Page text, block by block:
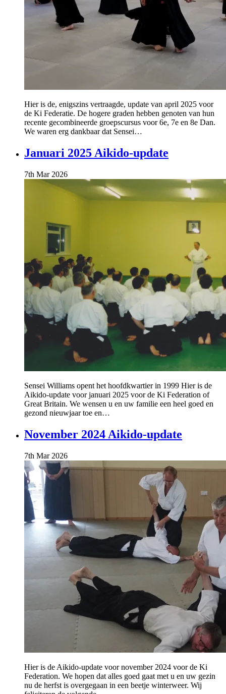
Hier is de, enigszins vertraagde, update van april 2025 voor
de Ki Federatie. De hogere graden hebben genoten van hun
recente gecombineerde groepscursus voor 6e, 7e en 8e Dan.
We waren erg dankbaar dat Sensei…
Januari 2025 Aikido-update
7th Mar 2026
Sensei Williams opent het hoofdkwartier in 1999 Hier is de
Aikido-update voor januari 2025 voor de Ki Federation of
Great Britain. We wensen u en uw familie een heel goed en
gezond nieuwjaar toe en…
November 2024 Aikido-update
7th Mar 2026
Hier is de Aikido-update voor november 2024 voor de Ki
Federation. We hopen dat alles goed gaat met u en uw gezin
nu de herfst is overgegaan in een beetje winterweer. Wij